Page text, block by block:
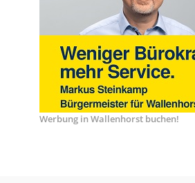
Werbung in Wallenhorst buchen!